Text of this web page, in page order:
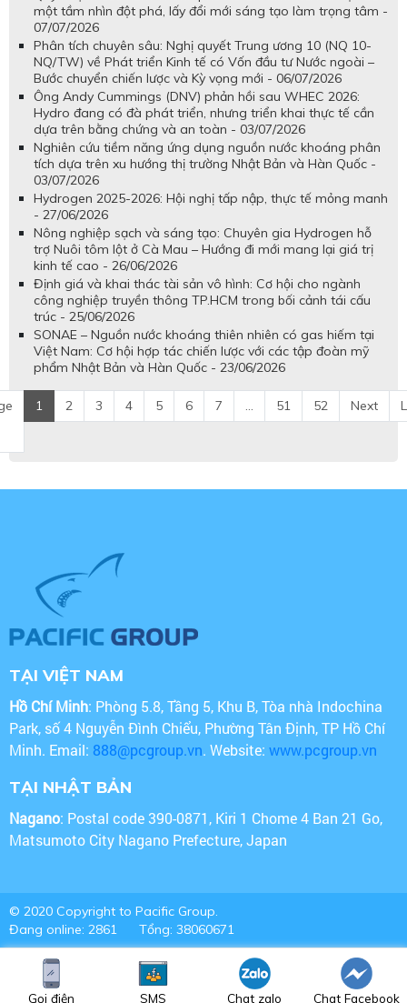
một tầm nhìn đột phá, lấy đổi mới sáng tạo làm trọng tâm -
07/07/2026
Phân tích chuyên sâu: Nghị quyết Trung ương 10 (NQ 10-
NQ/TW) về Phát triển Kinh tế có Vốn đầu tư Nước ngoài –
Bước chuyển chiến lược và Kỳ vọng mới - 06/07/2026
Ông Andy Cummings (DNV) phản hồi sau WHEC 2026:
Hydro đang có đà phát triển, nhưng triển khai thực tế cần
dựa trên bằng chứng và an toàn - 03/07/2026
Nghiên cứu tiềm năng ứng dụng nguồn nước khoáng phân
tích dựa trên xu hướng thị trường Nhật Bản và Hàn Quốc -
03/07/2026
Hydrogen 2025-2026: Hội nghị tấp nập, thực tế mỏng manh
- 27/06/2026
Nông nghiệp sạch và sáng tạo: Chuyên gia Hydrogen hỗ
trợ Nuôi tôm lột ở Cà Mau – Hướng đi mới mang lại giá trị
kinh tế cao - 26/06/2026
Định giá và khai thác tài sản vô hình: Cơ hội cho ngành
công nghiệp truyền thông TP.HCM trong bối cảnh tái cấu
trúc - 25/06/2026
SONAE – Nguồn nước khoáng thiên nhiên có gas hiếm tại
Việt Nam: Cơ hội hợp tác chiến lược với các tập đoàn mỹ
phẩm Nhật Bản và Hàn Quốc - 23/06/2026
1 2 3 4 5 6 7 ... 51 52 Next
TẠI VIỆT NAM
Hồ Chí Minh: Phòng 5.8, Tầng 5, Khu B, Tòa nhà Indochina
Park, số 4 Nguyễn Đình Chiểu, Phường Tân Định, TP Hồ Chí
Minh. Email: 888@pcgroup.vn. Website: www.pcgroup.vn
TẠI NHẬT BẢN
Nagano: Postal code 390-0871, Kiri 1 Chome 4 Ban 21 Go,
Matsumoto City Nagano Prefecture, Japan
© 2020 Copyright to Pacific Group.
Đang online: 2861
Tổng: 38060671
Gọi điện SMS Chat zalo Chat Facebook